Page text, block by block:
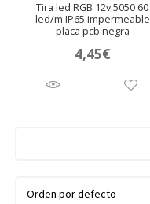
Tira led RGB 12v 5050 60
led/m IP65 impermeable
placa pcb negra
4,45€